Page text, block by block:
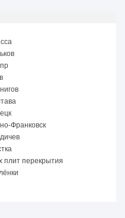
Франковск
плит перекрытия